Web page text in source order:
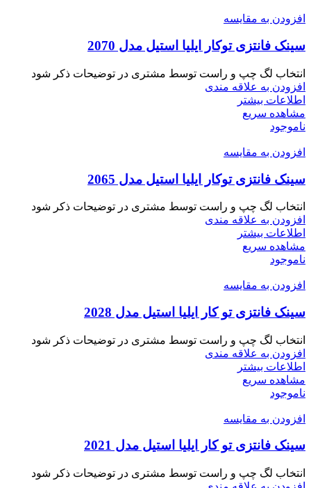
افزودن به مقایسه
سینک فانتزی توکار ایلیا استیل مدل 2070
انتخاب لگ چپ و راست توسط مشتری در توضیحات ذکر شود
افزودن به علاقه مندی
اطلاعات بیشتر
مشاهده سریع
ناموجود
افزودن به مقایسه
سینک فانتزی توکار ایلیا استیل مدل 2065
انتخاب لگ چپ و راست توسط مشتری در توضیحات ذکر شود
افزودن به علاقه مندی
اطلاعات بیشتر
مشاهده سریع
ناموجود
افزودن به مقایسه
سینک فانتزی تو کار ایلیا استیل مدل 2028
انتخاب لگ چپ و راست توسط مشتری در توضیحات ذکر شود
افزودن به علاقه مندی
اطلاعات بیشتر
مشاهده سریع
ناموجود
افزودن به مقایسه
سینک فانتزی تو کار ایلیا استیل مدل 2021
انتخاب لگ چپ و راست توسط مشتری در توضیحات ذکر شود